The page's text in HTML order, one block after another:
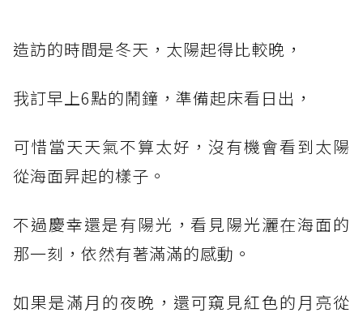
造訪的時間是冬天，太陽起得比較晚，
我訂早上6點的鬧鐘，準備起床看日出，
可惜當天天氣不算太好，沒有機會看到太陽
從海面昇起的樣子。
不過慶幸還是有陽光，看見陽光灑在海面的
那一刻，依然有著滿滿的感動。
如果是滿月的夜晚，還可窺見紅色的月亮從